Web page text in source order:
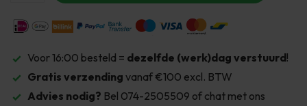
Voor 16:00 besteld = dezelfde (werk)dag verstuurd!
Gratis verzending vanaf €100 excl. BTW
Advies nodig? Bel 074-2505509 of chat met ons